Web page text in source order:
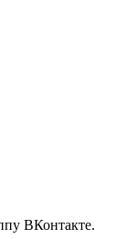
ВКонтакте.